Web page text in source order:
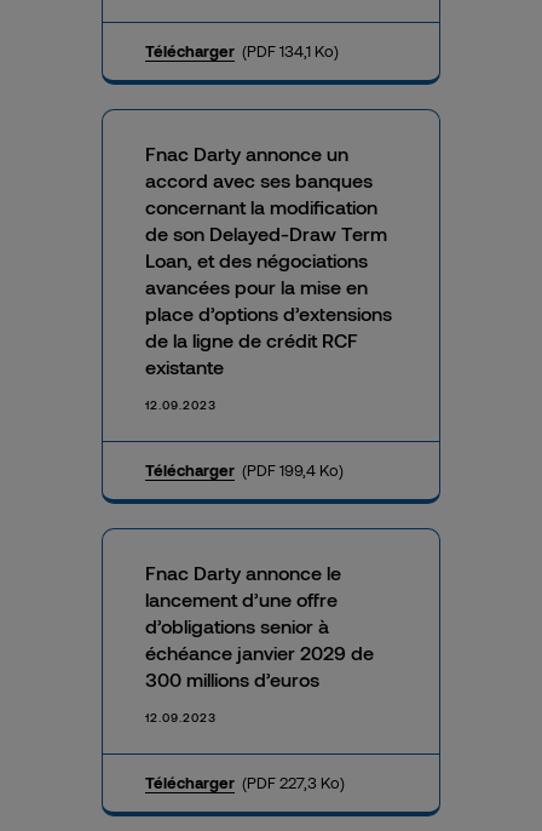
Télécharger (PDF 134,1 Ko)
Fnac Darty annonce un
accord avec ses banques
concernant la modification
de son Delayed-Draw Term
Loan, et des négociations
avancées pour la mise en
place d’options d’extensions
de la ligne de crédit RCF
existante
12.09.2023
Télécharger (PDF 199,4 Ko)
Fnac Darty annonce le
lancement d’une offre
d’obligations senior à
échéance janvier 2029 de
300 millions d’euros
12.09.2023
Télécharger (PDF 227,3 Ko)